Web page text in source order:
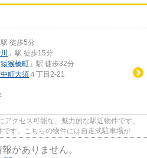
駅 徒歩5分
」駅 徒歩15分
猿猴橋町 」駅 徒歩32分
町大須 ４丁目2-21
クセス可能な、魅力的な駅近物件です。
す。こちらの物件には自走式駐車場があ
がありません。